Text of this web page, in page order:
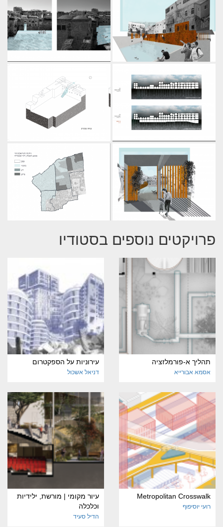
פרויקטים נוספים בסטודיו
תהליך א-פורמלזציה
אסמא אבורייא
עירוניות על הספקטרום
דניאל אשכול
Metropolitan Crosswalk
רועי יוסיפוף
עיור מקומי | מורשת, ילידיות
וכלכלה
הדיל סעיד